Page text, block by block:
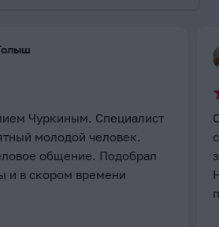
Чуркиным. Специалист
молодой человек.
общение. Подобрал
и в скором времени